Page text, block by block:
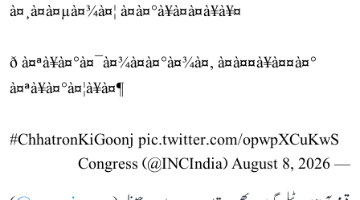
à¤¸à¤à¤µà¤¾à¤¦ à¤à¤°à¥à¤à¤à¥à¥¤
ð à¤ªà¥à¤°à¤¯à¤¾à¤à¤°à¤¾à¤, à¤à¤¤à¥à¤¤à¤°
à¤ªà¥à¤°à¤¦à¥à¤¶
#ChhatronKiGoonj pic.twitter.com/opwpXCuKwS
— Congress (@INCIndia)
August 8, 2026